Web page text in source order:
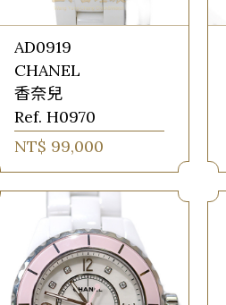
AD0919
CHANEL
香奈兒
Ref. H0970
NT$ 99,000